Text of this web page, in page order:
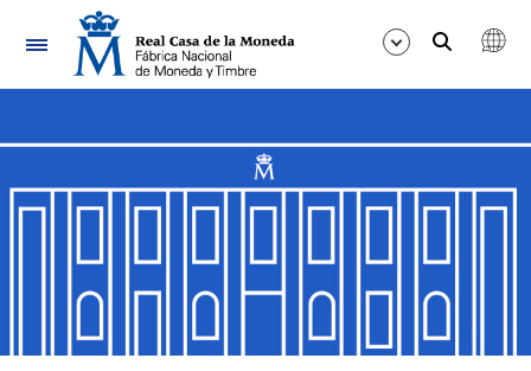
Navigation
Show/Hide
Show/Hide
Show/Hide